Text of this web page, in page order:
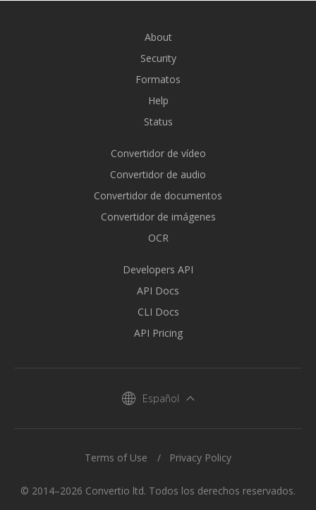
About
Security
Formatos
Help
Status
Convertidor de vídeo
Convertidor de audio
Convertidor de documentos
Convertidor de imágenes
OCR
Developers API
API Docs
CLI Docs
API Pricing
Español
© 2014–2026 Convertio ltd. Todos los derechos reservados.
Terms of Use Privacy Policy